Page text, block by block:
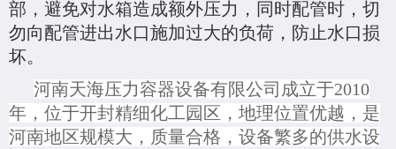
部，避免对水箱造成额外压力，同时配管时，切
勿向配管进出水口施加过大的负荷，防止水口损
坏。
河南天海压力容器设备有限公司成立于2010
年，位于开封精细化工园区，地理位置优越，是
河南地区规模大，质量合格，设备繁多的供水设